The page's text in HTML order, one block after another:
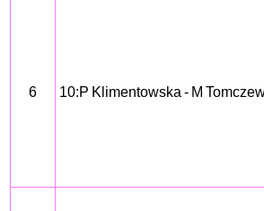
6 10:P Klimentowska - M